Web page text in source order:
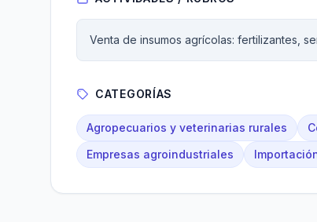
Venta de insumos agrícolas: fertilizantes,
CATEGORÍAS
Agropecuarios y veterinarias rurales
Empresas agroindustriales